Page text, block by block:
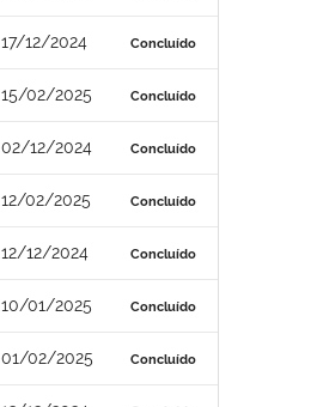
17/12/2024 Concluído
15/02/2025 Concluído
02/12/2024 Concluído
12/02/2025 Concluído
12/12/2024 Concluído
10/01/2025 Concluído
01/02/2025 Concluído